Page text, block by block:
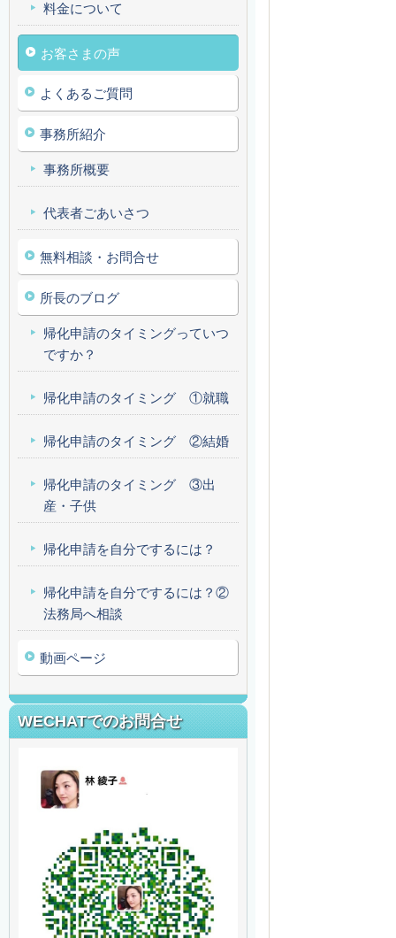
料金について
お客さまの声
よくあるご質問
事務所紹介
事務所概要
代表者ごあいさつ
無料相談・お問合せ
所長のブログ
帰化申請のタイミングっていつ
ですか？
帰化申請のタイミング ①就職
帰化申請のタイミング ②結婚
帰化申請のタイミング ③出
産・子供
帰化申請を自分でするには？
帰化申請を自分でするには？②
法務局へ相談
動画ページ
WECHATでのお問合せ